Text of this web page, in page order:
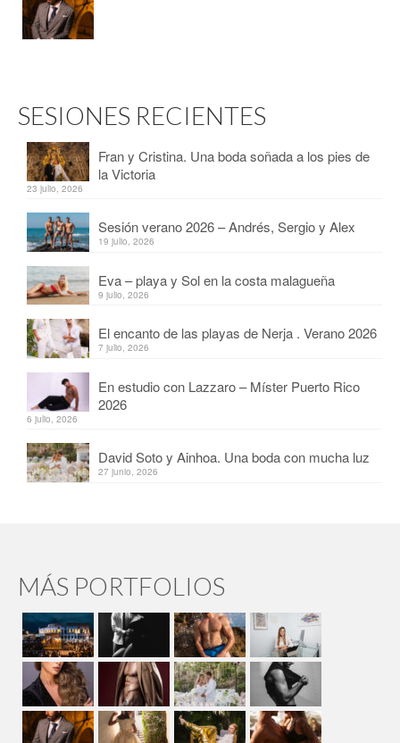
SESIONES RECIENTES
Fran y Cristina. Una boda soñada a los pies de
la Victoria
23 julio, 2026
Sesión verano 2026 – Andrés, Sergio y Alex
19 julio, 2026
Eva – playa y Sol en la costa malagueña
9 julio, 2026
El encanto de las playas de Nerja . Verano 2026
7 julio, 2026
En estudio con Lazzaro – Míster Puerto Rico
2026
6 julio, 2026
David Soto y Ainhoa. Una boda con mucha luz
27 junio, 2026
MÁS PORTFOLIOS